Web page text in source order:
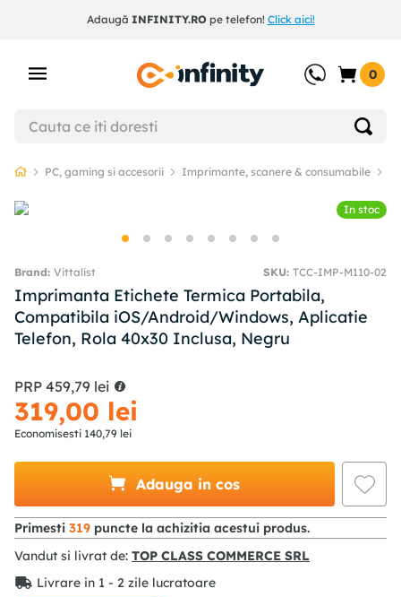
Adaugă INFINITY.ROpe telefon! Click aici!
0
PC, gaming si accesorii Imprimante, scanere & consumabile
In stoc
Vittalist SKU: TCC-IMP-M110-02
Imprimanta Etichete Termica Portabila,
Compatibila iOS/Android/Windows, Aplicatie
Telefon, Rola 40x30 Inclusa, Negru
PRP 459,79 lei
319,00 lei
Economisesti 140,79 lei
Adauga in cos
Primesti 319 puncte la achizitia acestui produs.
Vandut si livrat de: TOP CLASS COMMERCE SRL
Livrare in 1 - 2 zile lucratoare